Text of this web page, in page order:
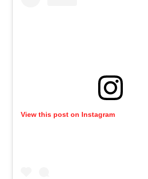
View this post on Instagram